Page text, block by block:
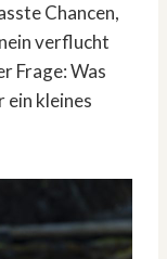
Chancen,
verflucht
Frage: Was
ein kleines